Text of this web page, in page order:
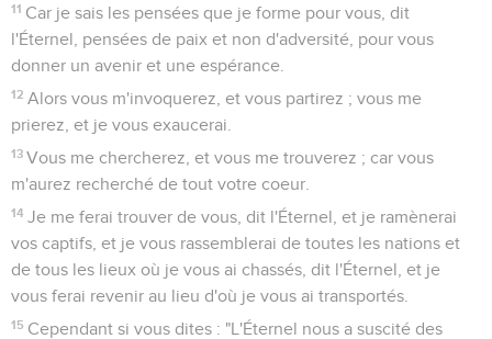
11 Car je sais les pensées que je forme pour vous, dit
l'Éternel, pensées de paix et non d'adversité, pour vous
donner un avenir et une espérance.
12 Alors vous m'invoquerez, et vous partirez ; vous me
prierez, et je vous exaucerai.
13 Vous me chercherez, et vous me trouverez ; car vous
m'aurez recherché de tout votre coeur.
14 Je me ferai trouver de vous, dit l'Éternel, et je ramènerai
vos captifs, et je vous rassemblerai de toutes les nations et
de tous les lieux où je vous ai chassés, dit l'Éternel, et je
vous ferai revenir au lieu d'où je vous ai transportés.
15 Cependant si vous dites : "L'Éternel nous a suscité des